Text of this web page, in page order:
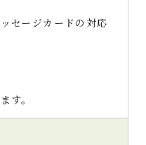
セージカードの対応
す。